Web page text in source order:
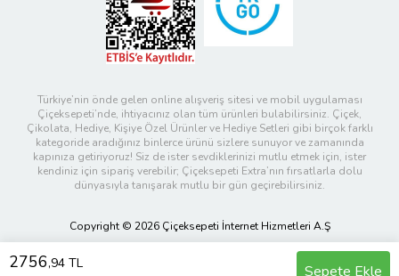
2756,94 TL Sepete Ekle
Türkiye’nin önde gelen online alışveriş sitesi ve mobil uygulaması
Çiçeksepeti’nde, ihtiyacınız olan tüm ürünleri bulabilirsiniz. Çiçek,
Çikolata, Hediye, Kişiye Özel Ürünler ve Hediye Setleri gibi birçok farklı
kategoride aradığınız binlerce ürünü sizlere sunuyor ve zamanında
kapınıza getiriyoruz! Siz de ister sevdiklerinizi mutlu etmek için, ister
kendiniz için sipariş verebilir; Çiçeksepeti Extra’nın fırsatlarla dolu
dünyasıyla tanışarak mutlu bir gün geçirebilirsiniz.
Copyright © 2026 Çiçeksepeti İnternet Hizmetleri A.Ş